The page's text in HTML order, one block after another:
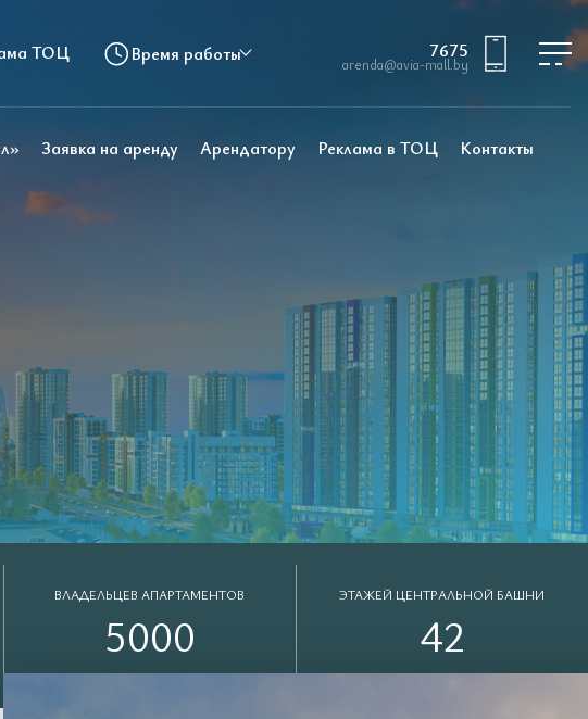
ТОЦ Время работы 7675
arenda@avia-mall.by
Заявка на аренду Арендатору Реклама в ТОЦ Контакты
ВЛАДЕЛЬЦЕВ АПАРТАМЕНТОВ
5000
ЭТАЖЕЙ ЦЕНТРАЛЬНОЙ БАШНИ
42